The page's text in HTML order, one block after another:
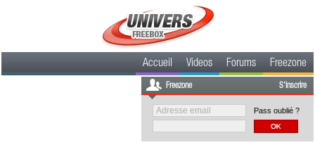
Accueil Videos Forums Freezone
Freezone S'inscrire
Pass oublié ?